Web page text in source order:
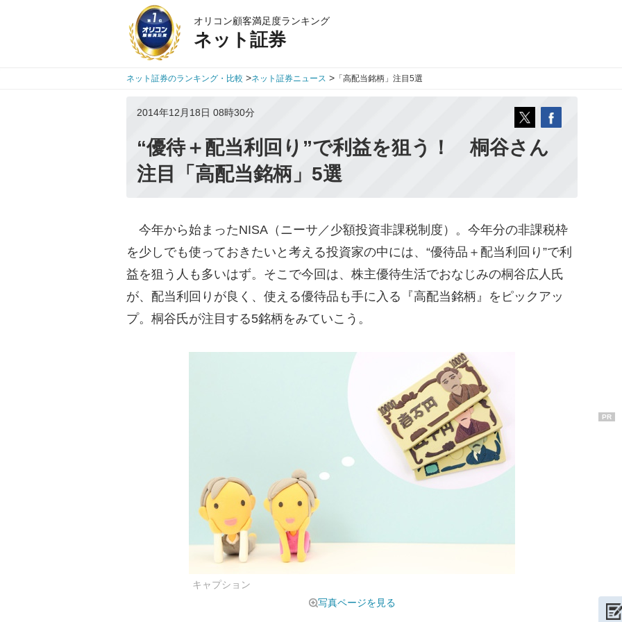
オリコン顧客満足度ランキング
ネット証券
ネット証券のランキング・比較 >ネット証券ニュース > 「高配当銘柄」注目5選
2014年12月18日 08時30分
“優待＋配当利回り”で利益を狙う！ 桐谷さん
注目「高配当銘柄」5選
今年から始まったNISA（ニーサ／少額投資非課税制度）。今年分の非課税枠
を少しでも使っておきたいと考える投資家の中には、“優待品＋配当利回り”で利
益を狙う人も多いはず。そこで今回は、株主優待生活でおなじみの桐谷広人氏
が、配当利回りが良く、使える優待品も手に入る『高配当銘柄』をピックアッ
プ。桐谷氏が注目する5銘柄をみていこう。
キャプション
写真ページを見る
PR